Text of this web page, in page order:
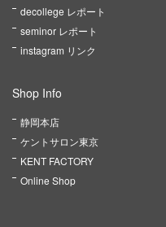
decollege レポート
seminor レポート
instagram リンク
Shop Info
静岡本店
ケントサロン東京
KENT FACTORY
Online Shop